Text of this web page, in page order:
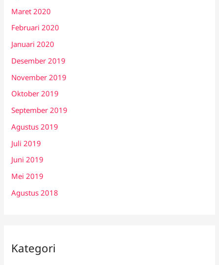
Maret 2020
Februari 2020
Januari 2020
Desember 2019
November 2019
Oktober 2019
September 2019
Agustus 2019
Juli 2019
Juni 2019
Mei 2019
Agustus 2018
Kategori